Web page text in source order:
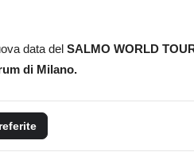
data del SALMO WORLD
di Milano.